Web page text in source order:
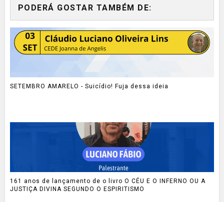
PODERÁ GOSTAR TAMBÉM DE:
SETEMBRO AMARELO - Suicídio! Fuja dessa ideia
161 anos de lançamento de o livro O CÉU E O INFERNO OU A
JUSTIÇA DIVINA SEGUNDO O ESPIRITISMO